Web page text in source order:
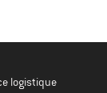
logistique